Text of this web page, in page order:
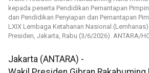
kepada peserta Pendidikan Pemantapan
dan Pendidikan Penyiapan dan Pemantapan
LXIX Lembaga Ketahanan Nasional
Presiden, Jakarta, Rabu (3/6/2026). ANTARA/
Jakarta (ANTARA) -